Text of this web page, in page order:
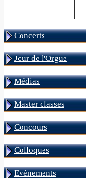
Concerts
Jour de l'Orgue
Médias
Master classes
Concours
Colloques
Evénements